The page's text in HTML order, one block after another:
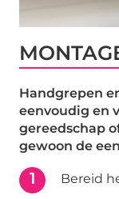
Handgrepen
eenvoudig en
gereedschap
gewoon de
1
Bereid